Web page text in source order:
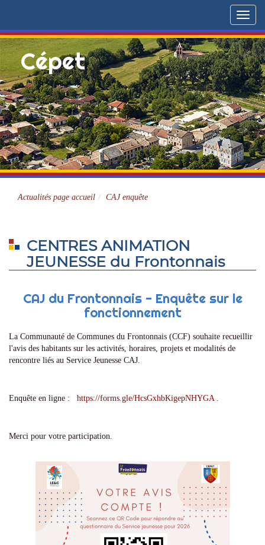
Menu
Cépet
Site officiel
Actualités page accueil CAJ enquête
CENTRES ANIMATION
JEUNESSE du Frontonnais
CAJ du Frontonnais - Enquête sur le
fonctionnement
La Communauté de Communes du Frontonnais (CCF) souhaite recueillir
l'avis des habitants sur les activités, horaires, projets et modalités de
rencontre liés au Service Jeunesse CAJ.
Enquête en ligne : https://forms.gle/HcsGxhbKigepNHYGA.
Merci pour votre participation.